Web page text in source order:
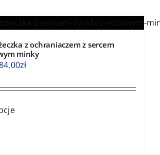
z ochraniaczem z sercem
minky
złZakres
od